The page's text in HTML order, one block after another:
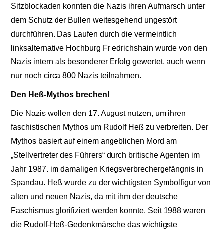
Sitzblockaden konnten die Nazis ihren Aufmarsch unter
dem Schutz der Bullen weitesgehend ungestört
durchführen. Das Laufen durch die vermeintlich
linksalternative Hochburg Friedrichshain wurde von den
Nazis intern als besonderer Erfolg gewertet, auch wenn
nur noch circa 800 Nazis teilnahmen.
Den Heß-Mythos brechen!
Die Nazis wollen den 17. August nutzen, um ihren
faschistischen Mythos um Rudolf Heß zu verbreiten. Der
Mythos basiert auf einem angeblichen Mord am
„Stellvertreter des Führers“ durch britische Agenten im
Jahr 1987, im damaligen Kriegsverbrechergefängnis in
Spandau. Heß wurde zu der wichtigsten Symbolfigur von
alten und neuen Nazis, da mit ihm der deutsche
Faschismus glorifiziert werden konnte. Seit 1988 waren
die Rudolf-Heß-Gedenkmärsche das wichtigste